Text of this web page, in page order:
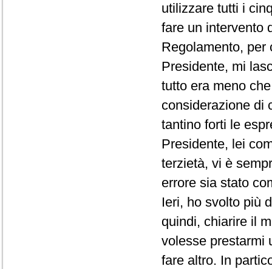
utilizzare tutti i
fare un intervento
Regolamento, per
Presidente, mi
tutto era meno
considerazione di
tantino forti le
Presidente, lei
terzietà, vi è
errore sia stato
Ieri, ho svolto più
quindi, chiarire il
volesse prestarmi
fare altro. In